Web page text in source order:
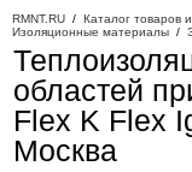
RMNT.RU / Каталог товаров и
Изоляционные материалы /
областей
Flex K Flex
Москва